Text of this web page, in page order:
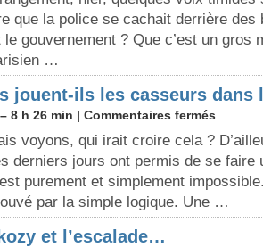
que la police se cachait derrière des
le gouvernement ? Que c’est un gros
…
jouent-ils les casseurs dans
8 h 26 min | Commentaires fermés
voyons, qui irait croire cela ?
derniers jours ont permis de se faire
purement et simplement
par la simple logique. Une …
et l’escalade…